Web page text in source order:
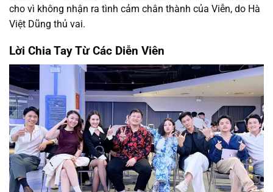
cho vì không nhận ra tình cảm chân thành của Viễn, do Hà
Việt Dũng thủ vai.
Lời Chia Tay Từ Các Diễn Viên